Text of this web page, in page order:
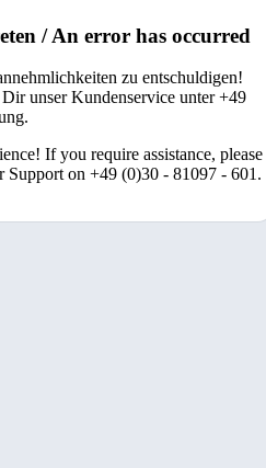
/ An error has occurred
zu entschuldigen!
unser Kundenservice unter +49
If you require assistance, please
Support on +49 (0)30 - 81097 - 601.